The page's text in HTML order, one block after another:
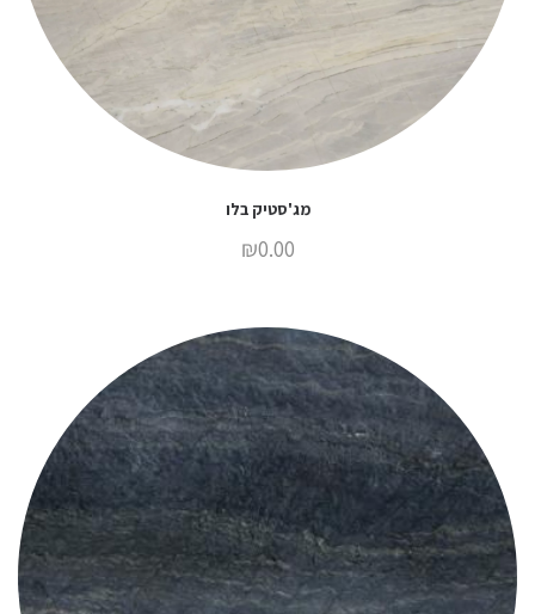
מג'סטיק בלו
₪0.00